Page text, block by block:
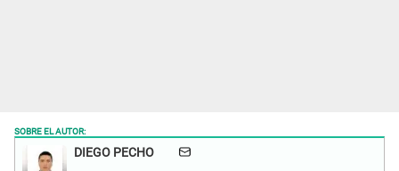
SOBRE EL AUTOR:
DIEGO PECHO